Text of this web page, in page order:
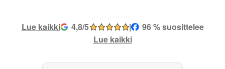
Lue kaikki 4,8/5 |
96 % suosittelee
Lue kaikki